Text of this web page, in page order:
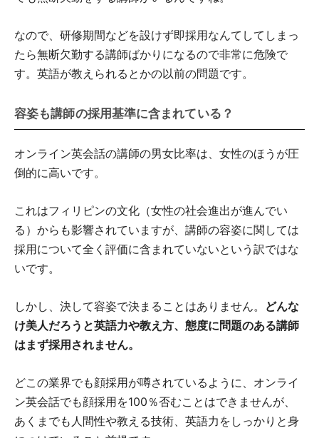
なので、研修期間などを設けず即採用なんてしてしまっ
たら無断欠勤する講師ばかりになるので非常に危険で
す。英語が教えられるとかの以前の問題です。
容姿も講師の採用基準に含まれている？
オンライン英会話の講師の男女比率は、女性のほうが圧
倒的に高いです。
これはフィリピンの文化（女性の社会進出が進んでい
る）からも影響されていますが、講師の容姿に関しては
採用について全く評価に含まれていないという訳ではな
いです。
しかし、決して容姿で決まることはありません。 どんな
け美人だろうと英語力や教え方、態度に問題のある講師
はまず採用されません。
どこの業界でも顔採用が噂されているように、オンライ
ン英会話でも顔採用を100％否むことはできませんが、
あくまでも人間性や教える技術、英語力をしっかりと身